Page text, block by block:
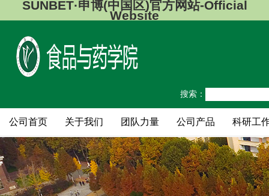
SUNBET·申博(中国区)官方网站-Official
Website
搜索：
公司首页 关于我们 团队力量 公司产品 科研工